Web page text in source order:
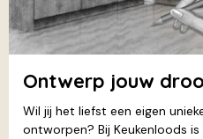
Ontwerp jouw
Wil jij het liefst een eigen
ontworpen? Bij Keukenloods